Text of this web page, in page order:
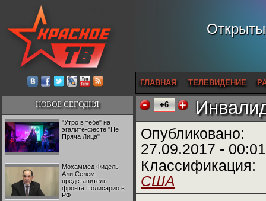
ГЛАВНАЯ ТЕЛЕВИДЕНИЕ
НОВОЕ СЕГОДНЯ
"Утро в тебе" на
эгалите-фесте "Не
Пряча Лица"
Мохаммед Фидель
Али Селем,
представитель
фронта Полисарио в
РФ
+6
Опубликовано:
27.09.2017 - 00:01
Классификация:
США